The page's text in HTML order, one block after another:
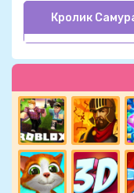
Кролик